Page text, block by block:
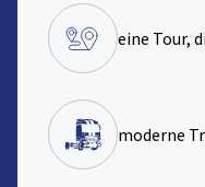
eine Tour,
moderne